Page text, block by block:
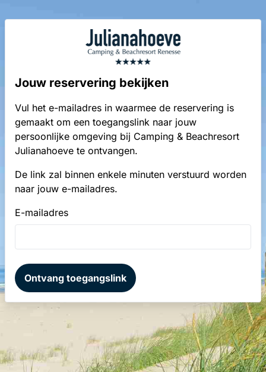
Jouw reservering bekijken
Vul het e-mailadres in waarmee de reservering is
gemaakt om een toegangslink naar jouw
persoonlijke omgeving bij Camping & Beachresort
Julianahoeve te ontvangen.
De link zal binnen enkele minuten verstuurd worden
naar jouw e-mailadres.
E-mailadres
Ontvang toegangslink